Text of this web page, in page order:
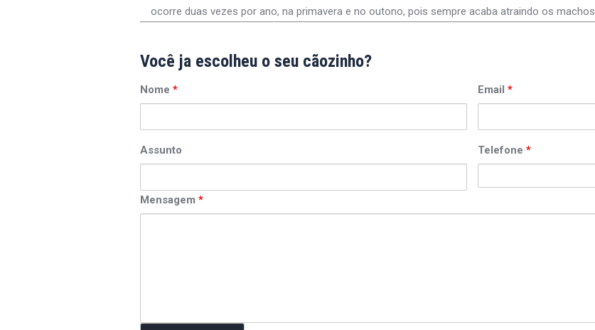
ocorre duas vezes por ano, na primavera e no outono, pois sempre acaba atraindo os machos.
Você ja escolheu o seu cãozinho?
Nome *
Assunto
Email *
Telefone *
Mensagem *